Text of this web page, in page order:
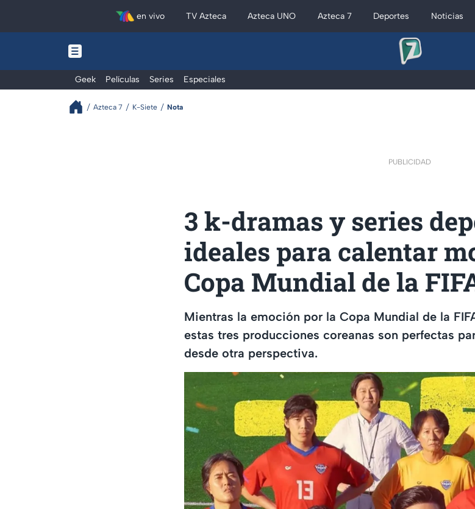
en vivo TV Azteca Azteca UNO Azteca 7 Deportes Noticias
Geek Películas Series Especiales
Azteca 7 K-Siete Nota
PUBLICIDAD
3 k-dramas y series
ideales para calentar
Copa Mundial de la
Mientras la emoción por la Copa Mundial de la
estas tres producciones coreanas son perfectas
desde otra perspectiva.